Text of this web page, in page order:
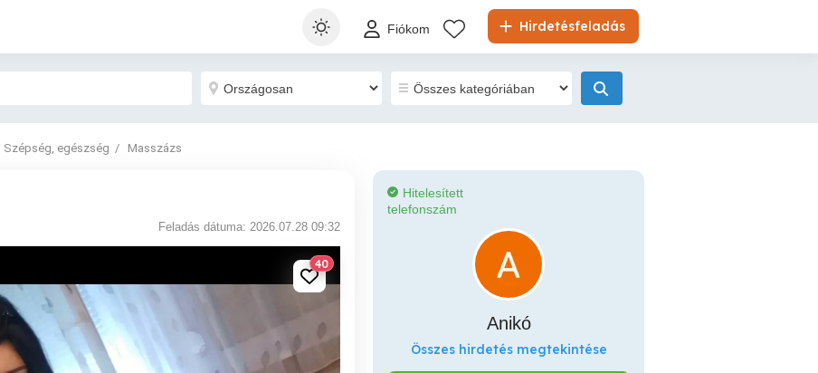
Hirdetésfeladás
Fiókom
Szépség, egészség Masszázs
Feladás dátuma: 2026.07.28 09:32
40
Hitelesített
telefonszám
Anikó
Összes hirdetés megtekintése